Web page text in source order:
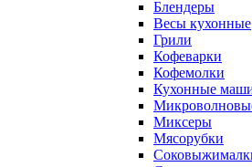
Блендеры
Весы кухонные
Грили
Кофеварки
Кофемолки
Кухонные
Миксеры
Мясорубки